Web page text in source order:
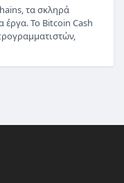
τα σκληρά
Το Bitcoin Cash